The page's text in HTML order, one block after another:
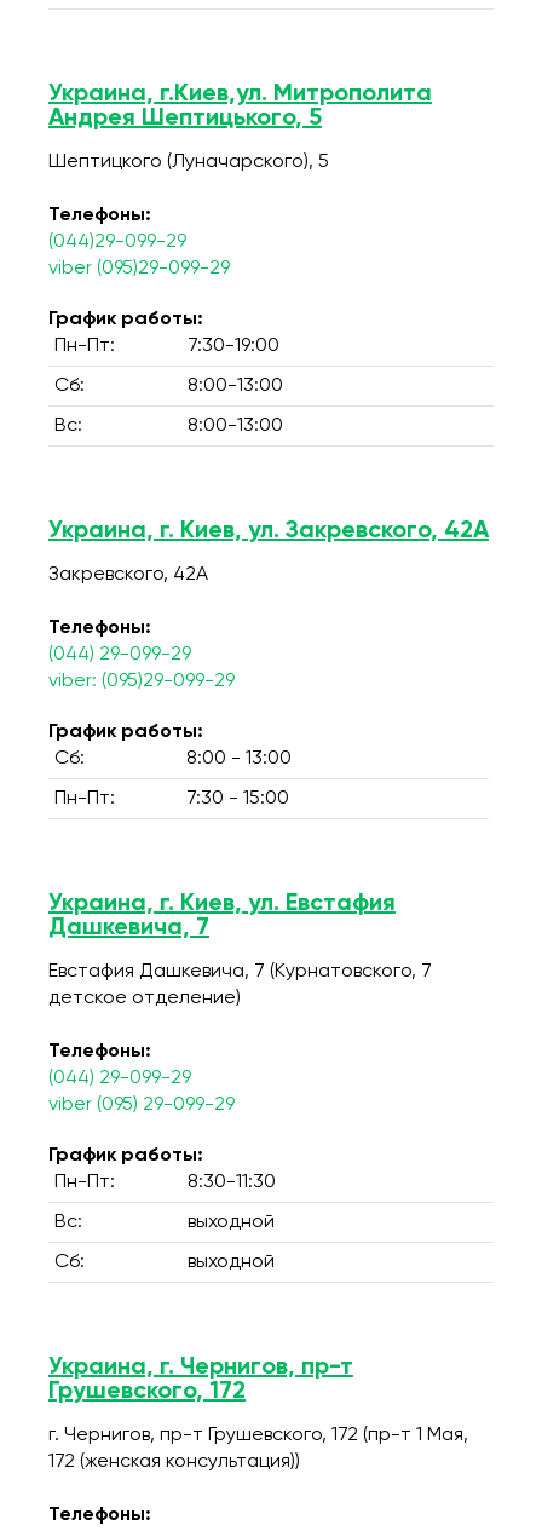
Украина, г.Киев,ул. Митрополита
Андрея Шептицького, 5
Шептицкого (Луначарского), 5
Телефоны:
(044)29-099-29
viber (095)29-099-29
График работы:
Пн-Пт:
7:30-19:00
Сб: 8:00-13:00
Вс: 8:00-13:00
Украина, г. Киев, ул. Закревского, 42А
Закревского, 42А
Телефоны:
(044) 29-099-29
viber: (095)29-099-29
График работы:
Сб:
8:00 - 13:00
Пн-Пт: 7:30 - 15:00
Украина, г. Киев, ул. Евстафия
Дашкевича, 7
Евстафия Дашкевича, 7 (Курнатовского, 7
детское отделение)
Телефоны:
(044) 29-099-29
viber (095) 29-099-29
График работы:
Пн-Пт:
8:30-11:30
Вс: выходной
Сб: выходной
Украина, г. Чернигов, пр-т
Грушевского, 172
г. Чернигов, пр-т Грушевского, 172 (пр-т 1 Мая,
172 (женская консультация))
Телефоны: